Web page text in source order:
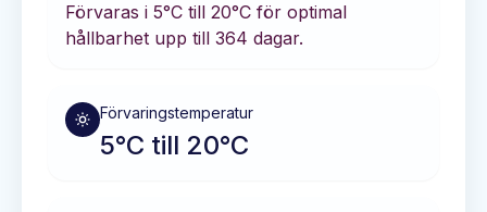
Förvaras i 5°C till 20°C för optimal
hållbarhet upp till 364 dagar.
Förvaringstemperatur
5°C till 20°C